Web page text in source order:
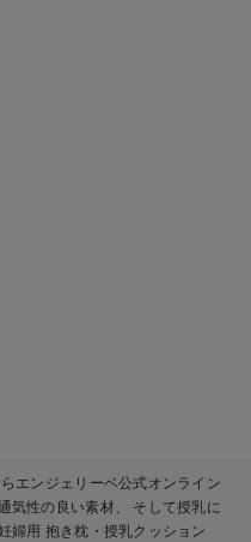
エンジェリーベ公式オンライン
気性の良い素材、 そして授乳に
婦用 抱き枕・授乳クッション